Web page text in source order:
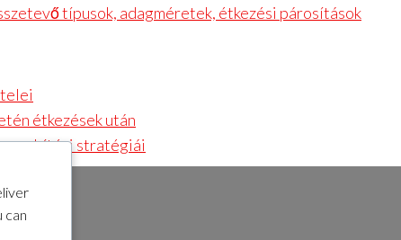
típusok, adagméretek, étkezési párosítások
étkezések után
enyhítési stratégiái
can